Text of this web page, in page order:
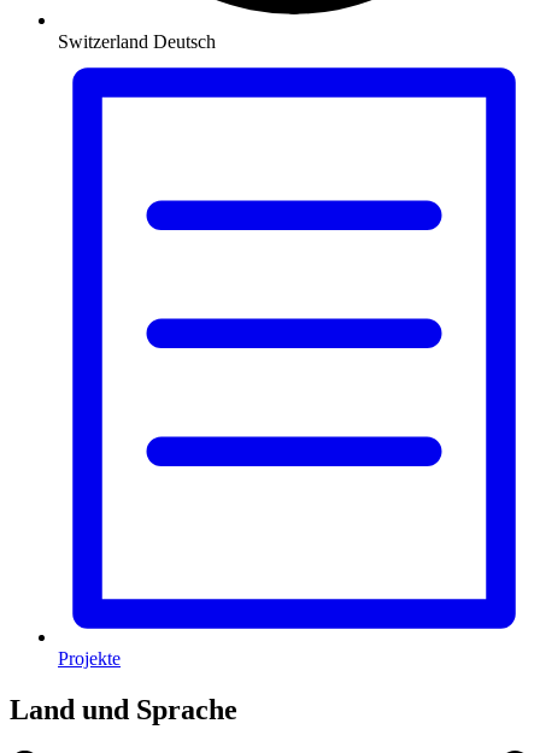
Switzerland Deutsch
Projekte
Land und Sprache